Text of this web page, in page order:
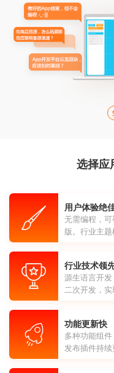
选择应
用户体验绝
无需编程，
版。行业主
行业技术领
源生语言开
二次开发，
功能更新快
多种功能组
发布插件持续